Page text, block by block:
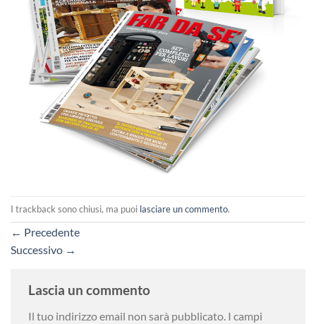
I trackback sono chiusi, ma puoi lasciare un commento.
← Precedente
Successivo →
Lascia un commento
Il tuo indirizzo email non sarà pubblicato. I campi